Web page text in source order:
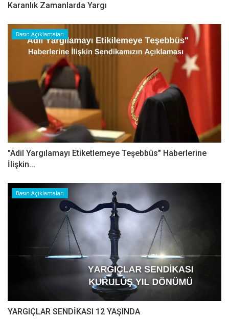
Karanlık Zamanlarda Yargı
Basın Açıklamaları
"Adil Yargılamayı Etiketlemeye Teşebbüs" Haberlerine
İlişkin...
Basın Açıklamaları
YARGIÇLAR SENDİKASI 12 YAŞINDA